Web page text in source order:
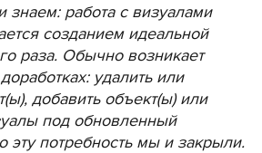
работа с визуалами
созданием идеальной
раза. Обычно возникает
удалить или
добавить объект(ы) или
под обновленный
эту потребность мы и закрыли.